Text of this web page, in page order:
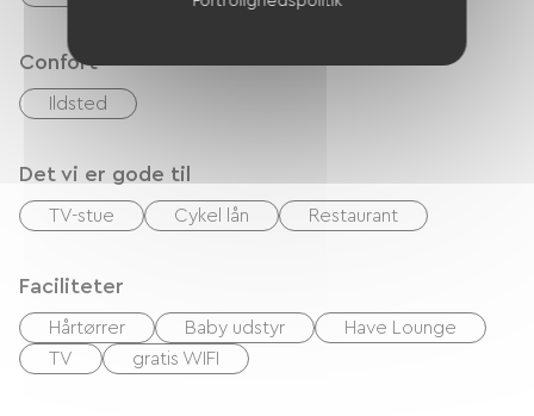
Confort
Ildsted
Det vi er gode til
TV-stue Cykel lån Restaurant
Faciliteter
Hårtørrer Baby udstyr
Have Lounge
TV
gratis WIFI